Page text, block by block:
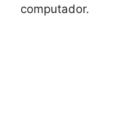
computador.